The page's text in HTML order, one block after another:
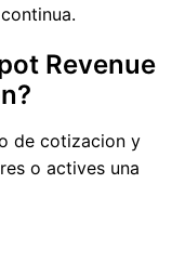
Revenue
de cotizacion y
o actives una